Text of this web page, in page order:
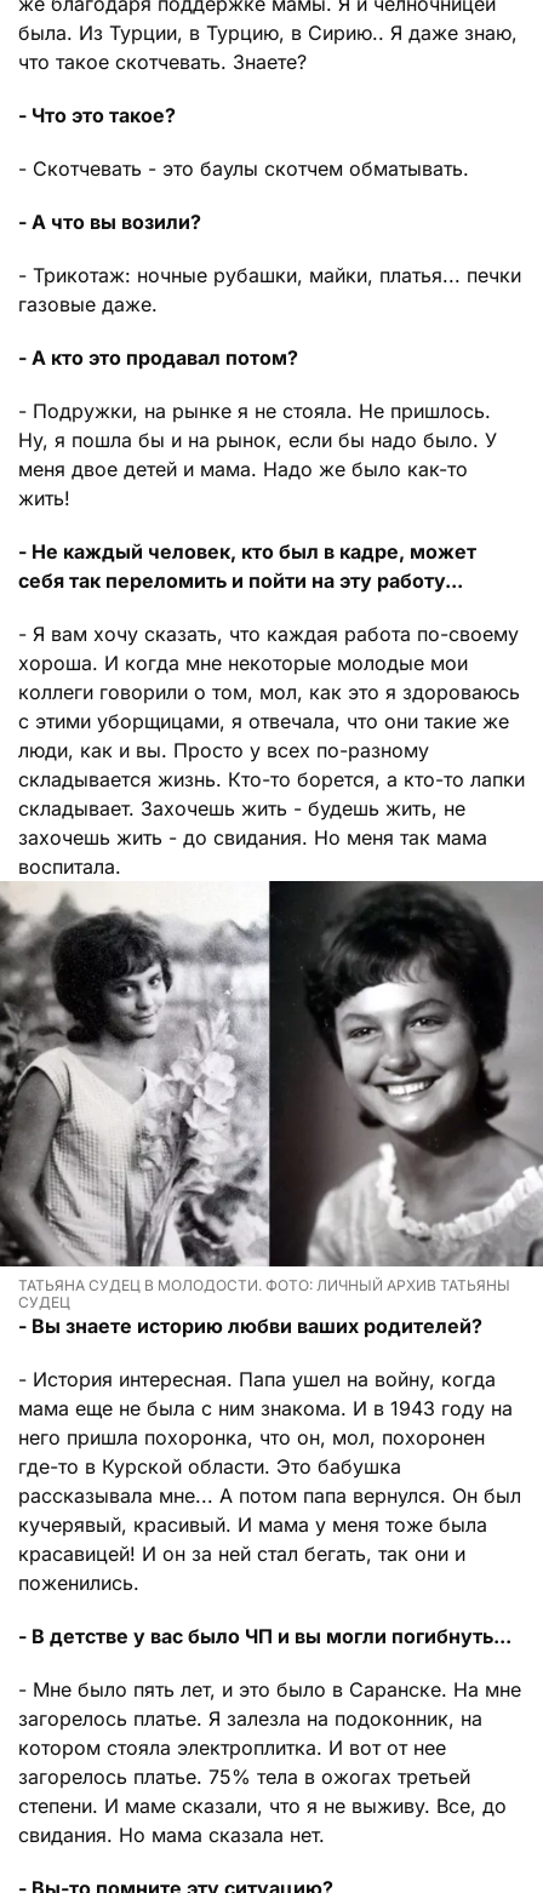
была. Из Турции, в Турцию, в Сирию.. Я даже знаю,
что такое скотчевать. Знаете?
- Что это такое?
- Скотчевать - это баулы скотчем обматывать.
- А что вы возили?
- Трикотаж: ночные рубашки, майки, платья... печки
газовые даже.
- А кто это продавал потом?
- Подружки, на рынке я не стояла. Не пришлось.
Ну, я пошла бы и на рынок, если бы надо было. У
меня двое детей и мама. Надо же было как-то
жить!
- Не каждый человек, кто был в кадре, может
себя так переломить и пойти на эту работу...
- Я вам хочу сказать, что каждая работа по-своему
хороша. И когда мне некоторые молодые мои
коллеги говорили о том, мол, как это я здороваюсь
с этими уборщицами, я отвечала, что они такие же
люди, как и вы. Просто у всех по-разному
складывается жизнь. Кто-то борется, а кто-то лапки
складывает. Захочешь жить - будешь жить, не
захочешь жить - до свидания. Но меня так мама
воспитала.
ТАТЬЯНА СУДЕЦ В МОЛОДОСТИ. ФОТО: ЛИЧНЫЙ АРХИВ ТАТЬЯНЫ
СУДЕЦ
- Вы знаете историю любви ваших родителей?
- История интересная. Папа ушел на войну, когда
мама еще не была с ним знакома. И в 1943 году на
него пришла похоронка, что он, мол, похоронен
где-то в Курской области. Это бабушка
рассказывала мне... А потом папа вернулся. Он был
кучерявый, красивый. И мама у меня тоже была
красавицей! И он за ней стал бегать, так они и
поженились.
- В детстве у вас было ЧП и вы могли погибнуть...
- Мне было пять лет, и это было в Саранске. На мне
загорелось платье. Я залезла на подоконник, на
котором стояла электроплитка. И вот от нее
загорелось платье. 75% тела в ожогах третьей
степени. И маме сказали, что я не выживу. Все, до
свидания. Но мама сказала нет.
- Вы-то помните эту ситуацию?